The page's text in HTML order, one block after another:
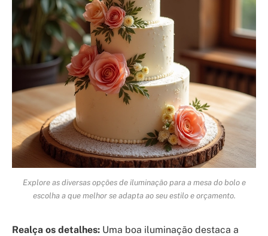
Explore as diversas opções de iluminação para a mesa do bolo e
escolha a que melhor se adapta ao seu estilo e orçamento.
Realça os detalhes: Uma boa iluminação destaca a